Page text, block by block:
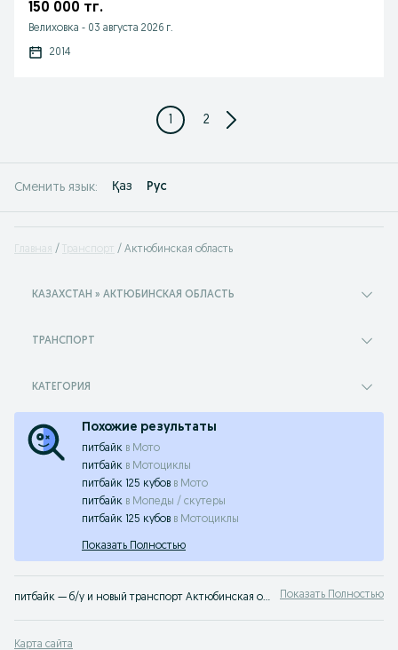
150 000 тг.
Велиховка - 03 августа 2026 г.
2014
1 2
Сменить язык: Қаз Рус
Главная Транспорт Актюбинская область
КАЗАХСТАН » АКТЮБИНСКАЯ ОБЛАСТЬ
ТРАНСПОРТ
КАТЕГОРИЯ
Похожие результаты
питбайк в Мото
питбайк в Мотоциклы
питбайк 125 кубов в Мото
питбайк в Мопеды / скутеры
питбайк 125 кубов в Мотоциклы
Показать Полностью
питбайк — б/у и новый транспорт Актюбинская область ✔️ Большой выбор и актуальные цены на любые виды транспорта ⭐ Продажа или покупка — легко и выгодно вместе с OLX.kz Показать Полностью
Карта сайта